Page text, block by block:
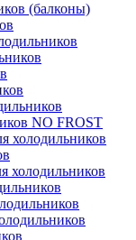
(балконы)
NO FROST
холодильников
холодильников